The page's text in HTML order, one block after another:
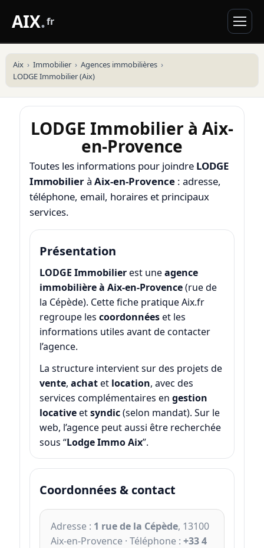
AIX.fr
Aix Immobilier
Agences immobilières
LODGE Immobilier (Aix)
LODGE Immobilier à Aix-
en-Provence
Toutes les informations pour joindre LODGE
Immobilierà Aix-en-Provence: adresse,
téléphone, email, horaires et principaux
services.
Présentation
LODGE Immobilierest uneagence
immobilière à Aix-en-Provence(rue de
la Cépède). Cette fiche pratique Aix.fr
regroupe les coordonnéeset les
informations utiles avant de contacter
l’agence.
La structure intervient sur des projets de
vente, achatet location, avec des
services complémentaires en gestion
locativeetsyndic(selon mandat). Sur le
web, l’agence peut aussi être recherchée
sous “Lodge Immo Aix”.
Coordonnées & contact
Adresse : 1 rue de la Cépède, 13100
Aix-en-Provence · Téléphone : +33 4